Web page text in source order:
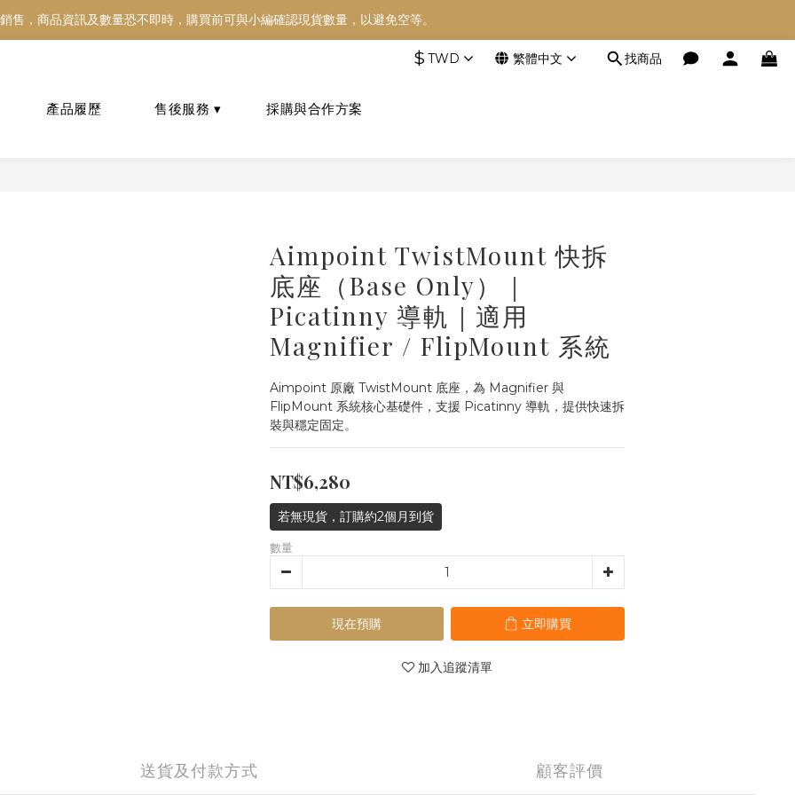
售，商品資訊及數量恐不即時，購買前可與小編確認現貨數量，以避免空等。
售，商品資訊及數量恐不即時，購買前可與小編確認現貨數量，以避免空等。
售，商品資訊及數量恐不即時，購買前可與小編確認現貨數量，以避免空等。
$ TWD 繁體中文 找商品
Aimpoint TwistMount 快拆
底座（Base Only）｜
Picatinny 導軌｜適用
Magnifier / FlipMount 系統
Aimpoint 原廠 TwistMount 底座，為 Magnifier 與
FlipMount 系統核心基礎件，支援 Picatinny 導軌，提供快速拆
裝與穩定固定。
NT$6,280
若無現貨，訂購約2個月到貨
數量
現在預購 立即購買
加入追蹤清單
送貨及付款方式 顧客評價